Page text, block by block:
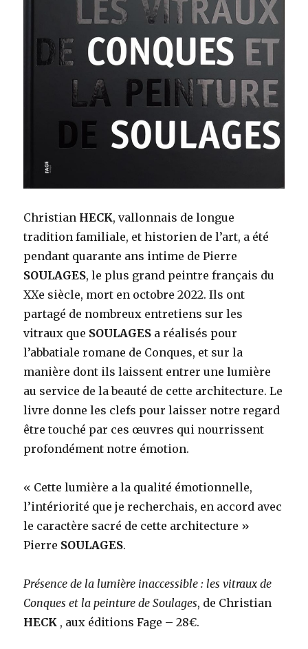
Christian HECK, vallonnais de longue
tradition familiale, et historien de l’art, a été
pendant quarante ans intime de Pierre
SOULAGES, le plus grand peintre français du
XXe siècle, mort en octobre 2022. Ils ont
partagé de nombreux entretiens sur les
vitraux que SOULAGES a réalisés pour
l’abbatiale romane de Conques, et sur la
manière dont ils laissent entrer une lumière
au service de la beauté de cette architecture. Le
livre donne les clefs pour laisser notre regard
être touché par ces œuvres qui nourrissent
profondément notre émotion.
« Cette lumière a la qualité émotionnelle,
l’intériorité que je recherchais, en accord avec
le caractère sacré de cette architecture »
Pierre SOULAGES.
Présence de la lumière inaccessible : les vitraux de
Conques et la peinture de Soulages, de Christian
HECK , aux éditions Fage – 28€.